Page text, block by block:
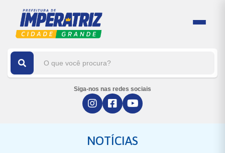
Siga-nos nas redes sociais
NOTÍCIAS